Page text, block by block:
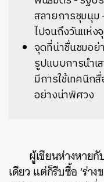
สลายการชุมนุม
ไปจนถึงวันแห่
จุดที่น่าชื่นชมอย่
รูปแบบการนำเ
มีการใช้เทคนิก
อย่างน่าพิศวง
ผู้เขียนห่างหาย
เดียว แต่ก็รีบซื้อ ‘ร่า